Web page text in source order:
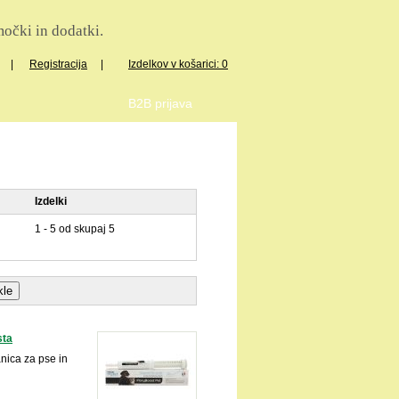
in dodatki.
Registracija Izdelkov v košarici: 0
B2B prijava
Izdelki
1 - 5 od skupaj 5
za pse in